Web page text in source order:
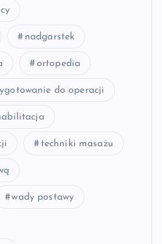
nadgarstek
ortopedia
do operacji
techniki masażu
wady postawy